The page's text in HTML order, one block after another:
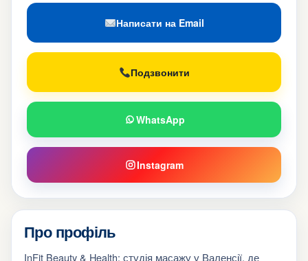
Написати на Email
Подзвонити
WhatsApp
Instagram
Про профіль
InFit Beauty & Health: студія масажу у Валенсії, де